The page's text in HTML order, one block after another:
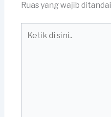
Ruas yang wajib ditandai